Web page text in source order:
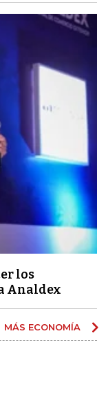
los
Analdex
MÁS ECONOMÍA